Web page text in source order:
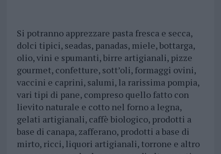
Si potranno apprezzare pasta fresca e secca,
dolci tipici, seadas, panadas, miele, bottarga,
olio, vini e spumanti, birre artigianali, pizze
gourmet, confetture, sott’oli, formaggi ovini,
vaccini e caprini, salumi, la rarissima pompia,
vari tipi di pane, compreso quello fatto con
lievito naturale e cotto nel forno a legna,
gelati artigianali, caffè biologico, prodotti a
base di canapa, zafferano, prodotti a base di
mirto, ricci, liquori artigianali, torrone e altro